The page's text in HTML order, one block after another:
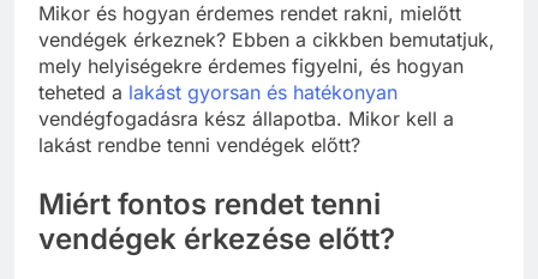
Mikor és hogyan érdemes rendet rakni, mielőtt
vendégek érkeznek? Ebben a cikkben bemutatjuk,
mely helyiségekre érdemes figyelni, és hogyan
teheted a lakást gyorsan és hatékonyan
vendégfogadásra kész állapotba. Mikor kell a
lakást rendbe tenni vendégek előtt?
Miért fontos rendet tenni
vendégek érkezése előtt?